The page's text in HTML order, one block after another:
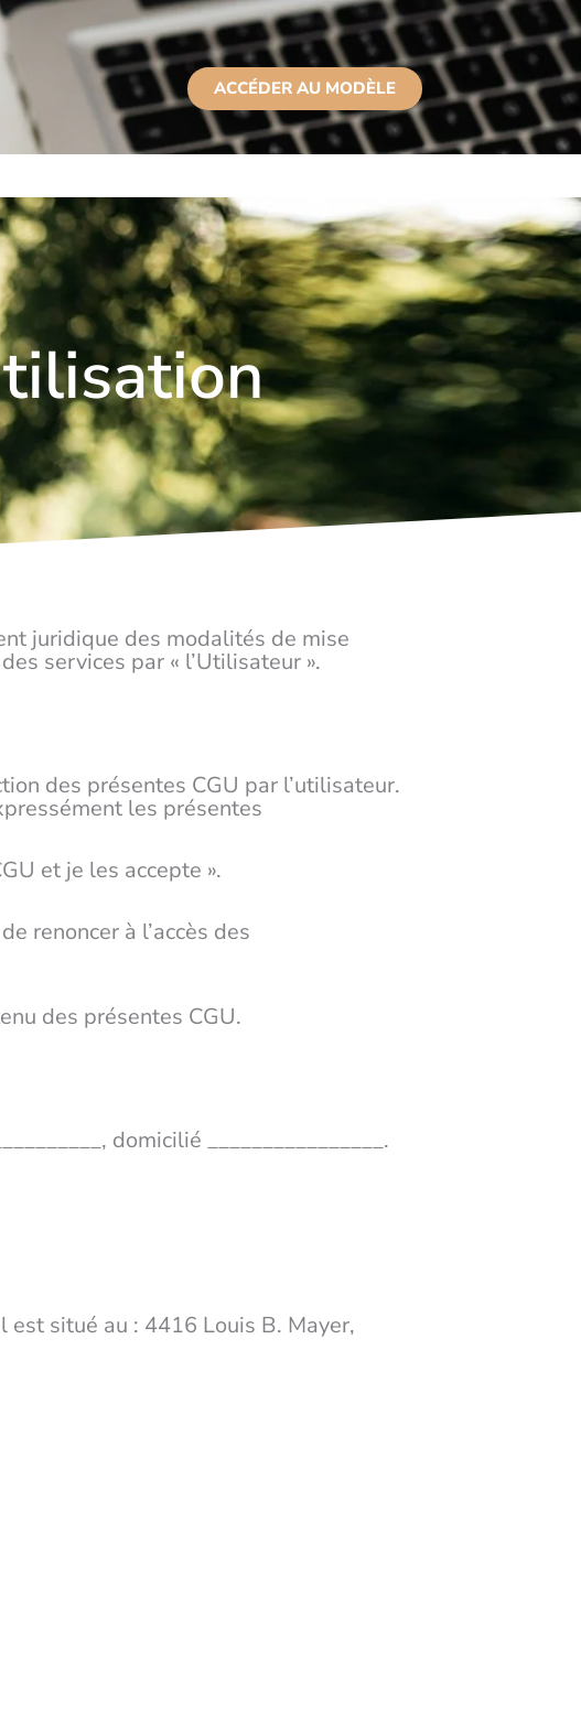
BLOG CONTACT LEADER SEREINE
juridique des modalités de mise
services par « l’Utilisateur ».
des présentes CGU par l’utilisateur.
les présentes
et je les accepte ».
renoncer à l’accès des
des présentes CGU.
domicilié ________________.
est situé au : 4416 Louis B. Mayer,
ACCÉDER AU MODÈLE